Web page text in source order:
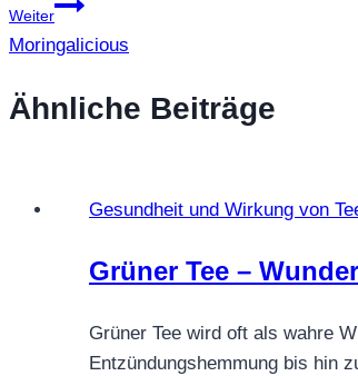
Weiter
Moringalicious
Ähnliche Beiträge
Gesundheit und Wirkung von
Grüner Tee –
Grüner Tee wird oft als wahre
Entzündungshemmung bis hin